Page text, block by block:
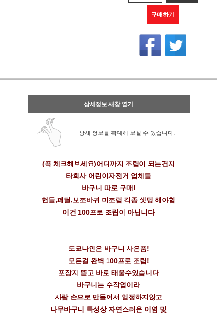
구매하기
상세정보 새창 열기
상세 정보를 확대해 보실 수 있습니다.
(꼭 체크해보세요)어디까지 조립이 되는건지
타회사 어린이자전거 업체들
바구니 따로 구매!
핸들,페달,보조바퀴 미조립 각종 셋팅 해야함
이건 100프로 조립이 아닙니다
도쿄나인은 바구니 사은품!
모든걸 완벽 100프로 조립!
포장지 뜯고 바로 태울수있습니다
바구니는 수작업이라
사람 손으로 만들어서 일정하지않고
나무바구니 특성상 자연스러운 이염 및